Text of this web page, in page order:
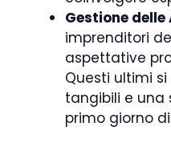
Gestione
imprenditori
aspettative
Questi ultimi
tangibili e
primo giorno